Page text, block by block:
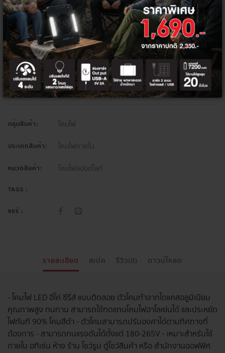
จำนวน
เพิ่มลงตะกร้า ซื้อเลย
กลุ่มสินค้า: โคมไฟ
ประเภทสินค้า: โคมไฟภายใน
หมวดสินค้า: โคมไฟสปอต์ไลท์
TAGS :
แชร์ :
รายละเอียด สเปค รีวิว(0) ดาวน์โหลด
- โคมไฟ LED อีโค่ ซีรี่ส์ แบบติดลอย ตัวโคมทำจากไดแคสอลูมิเนียม
คุณภาพสูง ทนทาน สามารถใช้ทดแทนโคมไฟฮาโลเย่นได้ และประหยัด
ไฟทันที 90% โคมสีดำ - ตัวโคมสามารถปรับองศาได้ตามทิศทางที่
ต้องการ - สามารถทนแรงดันได้ตั้งแต่ 180-265V - เหมาะสำหรับใช้
ภายใน อทิเช่น ห้าง ร้าน โชว์รูม ตู้โชว์สินค้า หรือ สำนักงานออฟฟิศ